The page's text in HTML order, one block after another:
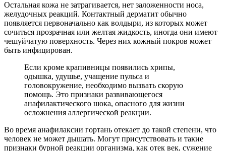
Остальная кожа не затрагивается, нет заложенности носа,
желудочных реакций. Контактный дерматит обычно
появляется первоначально как волдыри, из которых может
сочиться прозрачная или желтая жидкость, иногда они имеют
чешуйчатую поверхность. Через них кожный покров может
быть инфицирован.
Если кроме крапивницы появились хрипы,
одышка, удушье, учащение пульса и
головокружение, необходимо вызвать скорую
помощь. Это признаки развивающегося
анафилактического шока, опасного для жизни
осложнения аллергической реакции.
Во время анафилаксии гортань отекает до такой степени, что
человек не может дышать. Могут присутствовать и такие
признаки бурной реакции организма, как отек век, сужение